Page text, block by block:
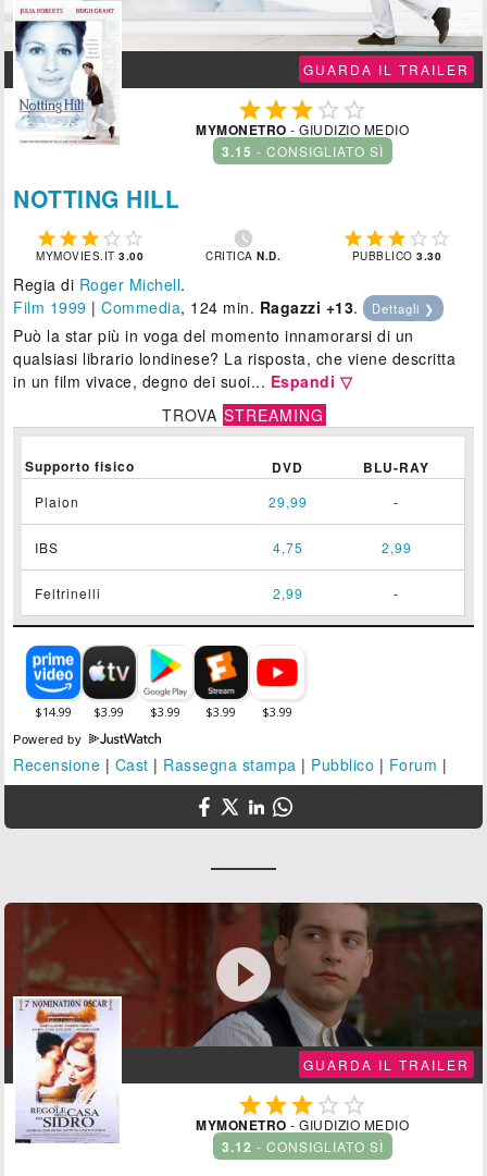
GUARDA IL TRAILER
  
MYMONETRO - GIUDIZIO MEDIO
3.15 - CONSIGLIATO SÌ
NOTTING HILL
    
MYMOVIES.IT3.00

CRITICAN.D.
    
PUBBLICO3.30
Regia di Roger Michell.
Film 1999 |Commedia, 124 min. Ragazzi +13. Dettagli ❯
Può la star più in voga del momento innamorarsi di un
qualsiasi librario londinese? La risposta, che viene descritta
in un film vivace, degno dei suoi... Espandi ▽
TROVA STREAMING
Supporto fisico DVD BLU-RAY
Plaion 29,99 -
IBS 4,75 2,99
Feltrinelli 2,99 -
Powered by
Recensione | Cast | Rassegna stampa | Pubblico | Forum |

GUARDA IL TRAILER
  
MYMONETRO - GIUDIZIO MEDIO
3.12 - CONSIGLIATO SÌ